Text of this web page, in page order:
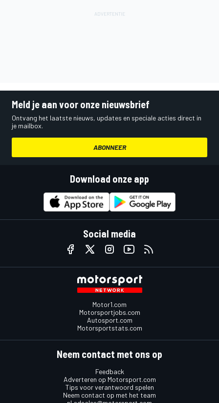
Meld je aan voor onze nieuwsbrief
Ontvang het laatste nieuws, updates en speciale acties direct in
je mailbox.
ABONNEER
Download onze app
Social media
Motor1.com
Motorsportjobs.com
Autosport.com
Motorsportstats.com
Neem contact met ons op
Feedback
Adverteren op Motorsport.com
Tips voor verantwoord spelen
Neem contact op met het team